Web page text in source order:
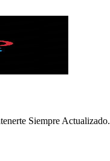
Siempre Actualizado.